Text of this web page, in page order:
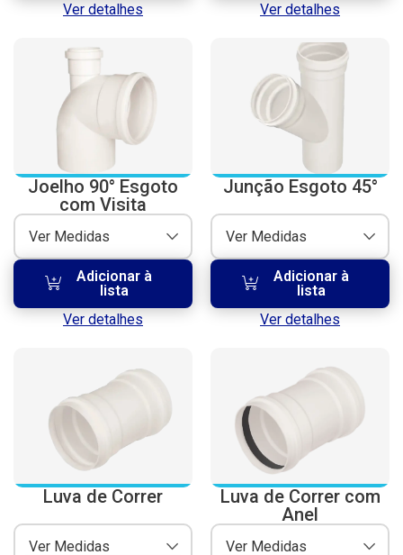
Ver detalhes
Ver detalhes
Joelho 90° Esgoto
com Visita
Ver Medidas
Adicionar à
lista
Ver detalhes
Junção Esgoto 45°
Ver Medidas
Adicionar à
lista
Ver detalhes
Luva de Correr
Ver Medidas
Luva de Correr com
Anel
Ver Medidas